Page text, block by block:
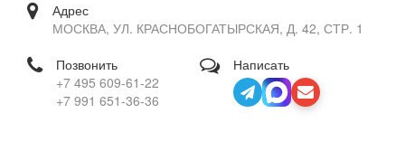
Адрес
МОСКВА, УЛ. КРАСНОБОГАТЫРСКАЯ, Д. 42, СТР. 1
Позвонить
+7 495 609-61-22
+7 991 651-36-36
Написать